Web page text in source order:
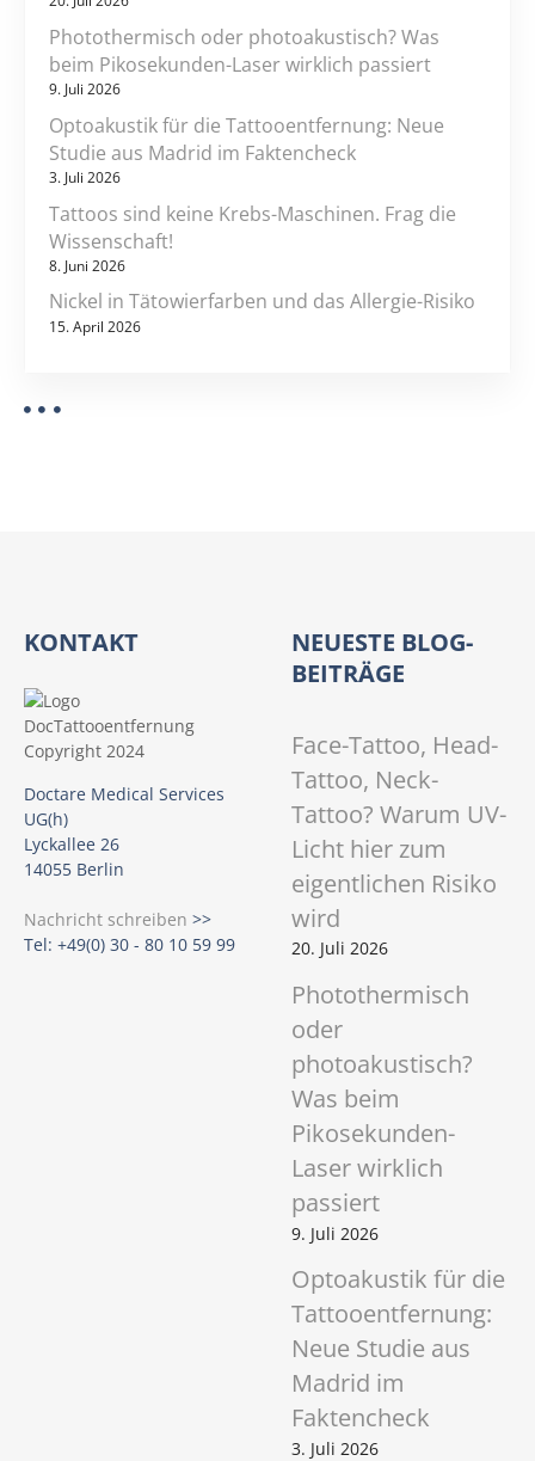
e
r
u
n
t
Photothermisch oder photoakustisch? Was
beim Pikosekunden-Laser wirklich passiert
9. Juli 2026
Optoakustik für die Tattooentfernung: Neue
Studie aus Madrid im Faktencheck
3. Juli 2026
Tattoos sind keine Krebs-Maschinen. Frag die
Wissenschaft!
8. Juni 2026
Nickel in Tätowierfarben und das Allergie-Risiko
15. April 2026
KONTAKT
Doctare Medical Services
UG(h)
Lyckallee 26
14055 Berlin
Nachricht schreiben >>
Tel: +49(0) 30 - 80 10 59 99
NEUESTE BLOG-
BEITRÄGE
Face-Tattoo, Head-
Tattoo, Neck-
Tattoo? Warum UV-
Licht hier zum
eigentlichen Risiko
wird
20. Juli 2026
Photothermisch
oder
photoakustisch?
Was beim
Pikosekunden-
Laser wirklich
passiert
9. Juli 2026
Optoakustik für die
Tattooentfernung:
Neue Studie aus
Madrid im
Faktencheck
3. Juli 2026